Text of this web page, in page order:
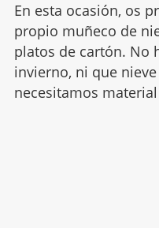
En esta ocasión, os
propio muñeco de
platos de cartón. No
invierno, ni que
necesitamos